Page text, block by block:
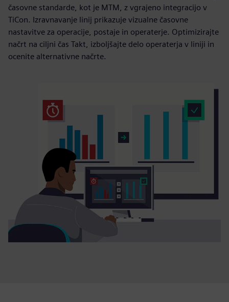
časovne standarde, kot je MTM, z vgrajeno integracijo v
TiCon. Izravnavanje linij prikazuje vizualne časovne
nastavitve za operacije, postaje in operaterje. Optimizirajte
načrt na ciljni čas Takt, izboljšajte delo operaterja v liniji in
ocenite alternativne načrte.